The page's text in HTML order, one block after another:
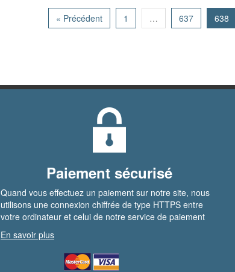
« Précédent 1 … 637 638
Paiement sécurisé
Quand vous effectuez un paiement sur notre site, nous
utilisons une connexion chiffrée de type HTTPS entre
votre ordinateur et celui de notre service de paiement
En savoir plus